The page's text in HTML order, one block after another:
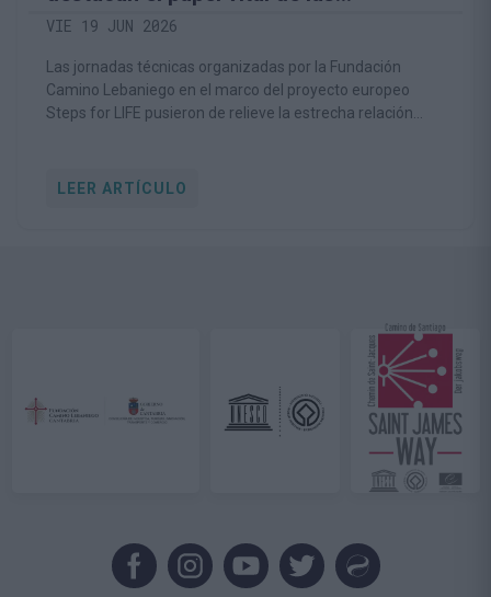
comunidades rurales en la
conservación del medio natural
VIE 19 JUN 2026
Las jornadas técnicas organizadas por la Fundación
Camino Lebaniego en el marco del proyecto europeo
Steps for LIFE pusieron de relieve la estrecha relación
LEER ARTÍCULO